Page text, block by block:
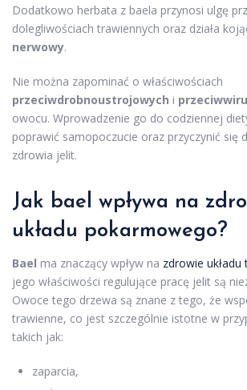
Dodatkowo herbata z baela przynosi ulgę
dolegliwościach trawiennych oraz działa
nerwowy.
Nie można zapominać o właściwościach
przeciwdrobnoustrojowych i
owocu. Wprowadzenie go do codziennej
poprawić samopoczucie oraz przyczynić się
zdrowia jelit.
Jak bael wpływa na
układu pokarmowego?
Bael ma znaczący wpływ na zdrowie
jego właściwości regulujące pracę jelit są
Owoce tego drzewa są znane z tego, że
trawienne, co jest szczególnie istotne w
takich jak:
zaparcia,